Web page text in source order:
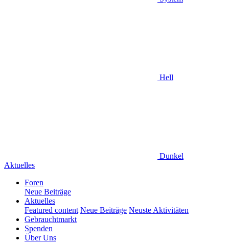
Hell
Dunkel
Aktuelles
Foren
Neue Beiträge
Aktuelles
Featured content Neue Beiträge Neuste Aktivitäten
Gebrauchtmarkt
Spenden
Über Uns